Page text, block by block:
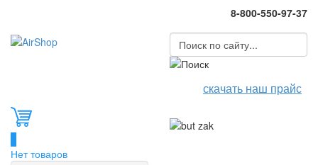
8-800-550-97-37
скачать наш прайс
Нет товаров